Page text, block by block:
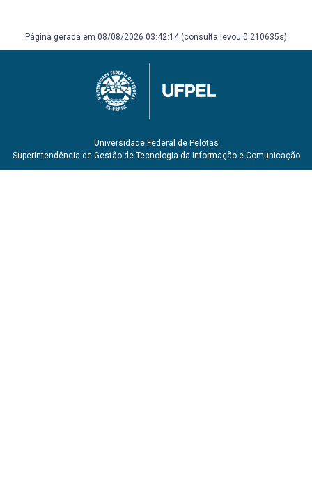
Página gerada em 08/08/2026 03:42:14 (consulta levou 0.210635s)
Universidade Federal de Pelotas
Superintendência de Gestão de Tecnologia da Informação e Comunicação